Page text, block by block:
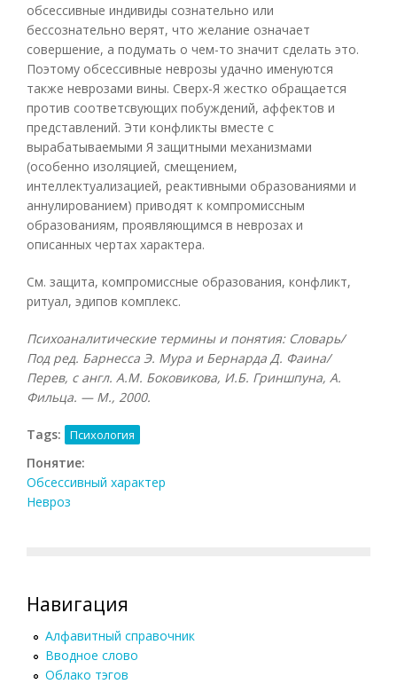
обсессивные индивиды сознательно или
бессознательно верят, что желание означает
совершение, а подумать о чем-то значит сделать это.
Поэтому обсессивные неврозы удачно именуются
также неврозами вины. Сверх-Я жестко обращается
против соответсвующих побуждений, аффектов и
представлений. Эти конфликты вместе с
вырабатываемыми Я защитными механизмами
(особенно изоляцией, смещением,
интеллектуализацией, реактивными образованиями и
аннулированием) приводят к компромиссным
образованиям, проявляющимся в неврозах и
описанных чертах характера.
См. защита, компромиссные образования, конфликт,
ритуал, эдипов комплекс.
Психоаналитические термины и понятия: Словарь/
Под ред. Барнесса Э. Мура и Бернарда Д. Фаина/
Перев, с англ. А.М. Боковикова, И.Б. Гриншпуна, А.
Фильца. — М., 2000.
Tags: Психология
Понятие:
Обсессивный характер
Невроз
Навигация
Алфавитный справочник
Вводное слово
Облако тэгов